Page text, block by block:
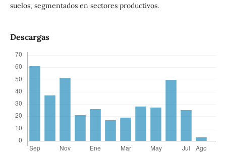
suelos, segmentados en sectores productivos.
Descargas